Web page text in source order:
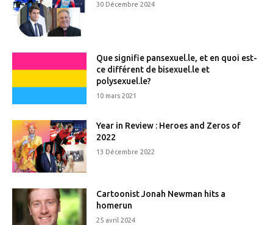
30 Décembre 2024
Que signifie pansexuel.le, et en quoi est-
ce différent de bisexuel.le et
polysexuel.le?
10 mars 2021
Year in Review : Heroes and Zeros of
2022
13 Décembre 2022
Cartoonist Jonah Newman hits a
homerun
25 avril 2024